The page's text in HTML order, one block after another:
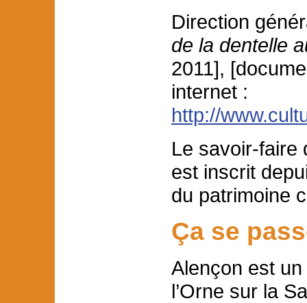
Direction
de la dentelle
2011],
internet :
http://
Le savoir-faire
est inscrit
du patrimoine
Ça se
Alençon est
l’Orne sur la